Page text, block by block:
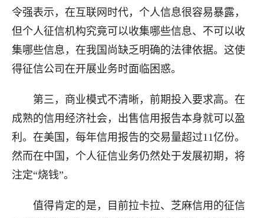
令强表示，在互联网时代，个人信息很容易暴露，
但个人征信机构究竟可以收集哪些信息、不可以收
集哪些信息，在我国尚缺乏明确的法律依据。这使
得征信公司在开展业务时面临困惑。
第三，商业模式不清晰，前期投入要求高。在
成熟的信用经济社会，出售信用报告本身就可以盈
利。在美国，每年信用报告的交易量超过11亿份。
然而在中国，个人征信业务仍然处于发展初期，将
注定“烧钱”。
值得肯定的是，目前拉卡拉、芝麻信用的征信